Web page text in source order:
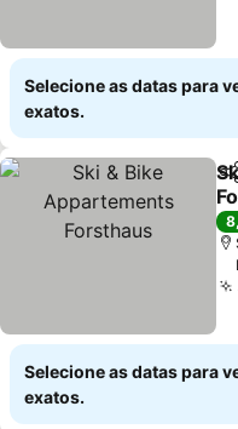
Selecione as datas para
exatos.
Selecione as datas para
exatos.